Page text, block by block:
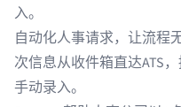
入。
自动化人事请求，让流程
次信息从收件箱直达ATS
手动录入。